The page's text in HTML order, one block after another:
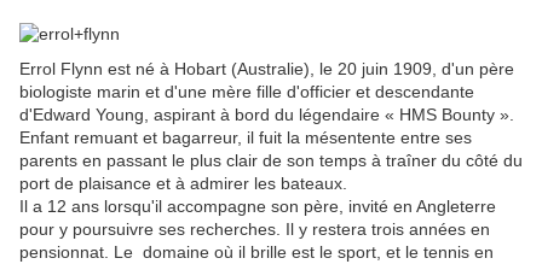
Errol Flynn est né à Hobart (Australie), le 20 juin 1909, d'un père
biologiste marin et d'une mère fille d'officier et descendante
d'Edward Young, aspirant à bord du légendaire « HMS Bounty ».
Enfant remuant et bagarreur, il fuit la mésentente entre ses
parents en passant le plus clair de son temps à traîner du côté du
port de plaisance et à admirer les bateaux.
Il a 12 ans lorsqu'il accompagne son père, invité en Angleterre
pour y poursuivre ses recherches. Il y restera trois années en
pensionnat. Le domaine où il brille est le sport, et le tennis en